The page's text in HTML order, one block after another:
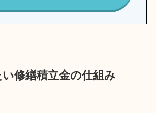
修繕積立金の仕組み